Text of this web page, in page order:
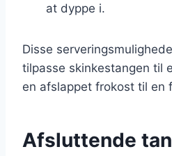
at dyppe i.
Disse
tilpasse skinkestangen til
en afslappet frokost til en
Afsluttende